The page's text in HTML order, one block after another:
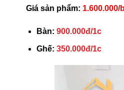
Giá sản phẩm: 1.600.000/
Bàn: 900.000đ/1c
Ghế: 350.000đ/1c